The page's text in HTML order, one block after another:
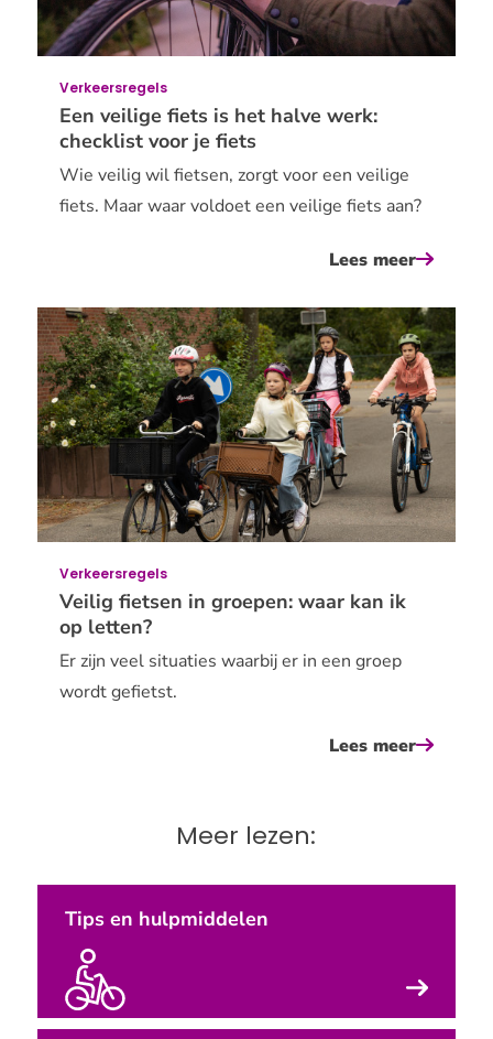
fiets
Een veilige fiets is het halve werk:
checklist voor je fiets
Verkeersregels
Wie veilig wil fietsen, zorgt voor een veilige
fiets. Maar waar voldoet een veilige fiets aan?
Lees meerover
veilige
fiets
is
het
halve
werk:
checklist
voor
Veilig fietsen in groepen: waar kan ik
op letten?
Verkeersregels
Er zijn veel situaties waarbij er in een groep
wordt gefietst.
Lees meerover
op
letten?
Meer lezen:
Tips en hulpmiddelen